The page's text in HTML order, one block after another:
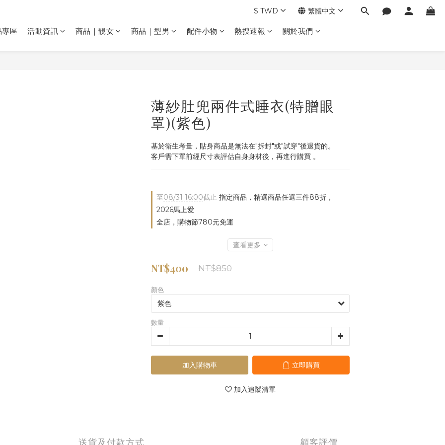
區 活動資訊 商品｜靚女 商品｜型男 配件小物 熱搜速報 關於我們
$ TWD 繁體中文
薄紗肚兜兩件式睡衣(特贈眼
罩)(紫色)
基於衛生考量，貼身商品是無法在"拆封"或"試穿"後退貨的。
客戶需下單前經尺寸表評估自身身材後，再進行購買 。
至08/31 16:00截止 指定商品，精選商品任選三件88折，
2026馬上愛
全店，購物節780元免運
查看更多
NT$400 NT$850
顏色
數量
加入購物車 立即購買
加入追蹤清單
送貨及付款方式 顧客評價